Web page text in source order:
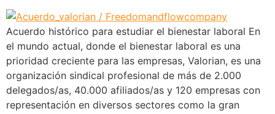
Acuerdo histórico para estudiar el bienestar laboral En
el mundo actual, donde el bienestar laboral es una
prioridad creciente para las empresas, Valorian, es una
organización sindical profesional de más de 2.000
delegados/as, 40.000 afiliados/as y 120 empresas con
representación en diversos sectores como la gran